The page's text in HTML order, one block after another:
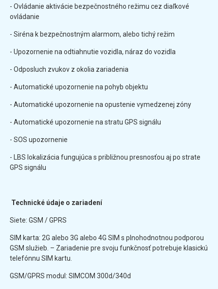
- Ovládanie aktivácie bezpečnostného režimu cez diaľkové
ovládanie
- Siréna k bezpečnostným alarmom, alebo tichý režim
- Upozornenie na odtiahnutie vozidla, náraz do vozidla
- Odposluch zvukov z okolia zariadenia
- Automatické upozornenie na pohyb objektu
- Automatické upozornenie na opustenie vymedzenej zóny
- Automatické upozornenie na stratu GPS signálu
- SOS upozornenie
- LBS lokalizácia fungujúca s približnou presnosťou aj po strate
GPS signálu
Technické údaje o zariadení
Siete: GSM / GPRS
SIM karta: 2G alebo 3G alebo 4G SIM s plnohodnotnou podporou
GSM služieb. – Zariadenie pre svoju funkčnosť potrebuje klasickú
telefónnu SIM kartu.
GSM/GPRS modul: SIMCOM 300d/340d